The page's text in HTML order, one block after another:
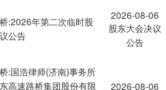
:2026年第二次临时股
公告
2026-08-06
股东大会决议
公告
:国浩律师(济南)事务所
高速路桥集团股份有限
2026-08-06